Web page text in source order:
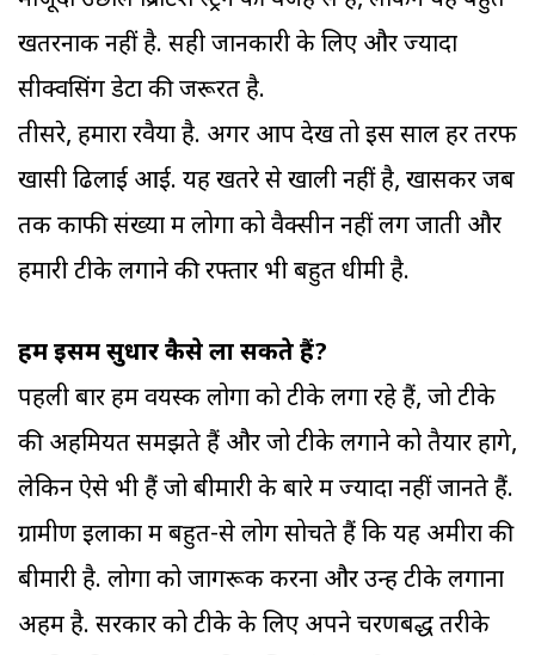
खतरनाक नहीं है. सही जानकारी के लिए और ज्यादा
सीक्वेंसिंग डेटा की जरूरत है.
तीसरे, हमारा रवैया है. अगर आप देखें तो इस साल हर तरफ
खासी ढिलाई आई. यह खतरे से खाली नहीं है, खासकर जब
तक काफी संख्या में लोगों को वैक्सीन नहीं लग जाती और
हमारी टीके लगाने की रफ्तार भी बहुत धीमी है.
हम इसमें सुधार कैसे ला सकते हैं?
पहली बार हम वयस्क लोगों को टीके लगा रहे हैं, जो टीके
की अहमियत समझते हैं और जो टीके लगाने को तैयार होंगे,
लेकिन ऐसे भी हैं जो बीमारी के बारे में ज्यादा नहीं जानते हैं.
ग्रामीण इलाकों में बहुत-से लोग सोचते हैं कि यह अमीरों की
बीमारी है. लोगों को जागरूक करना और उन्हें टीके लगाना
अहम है. सरकार को टीके के लिए अपने चरणबद्ध तरीके